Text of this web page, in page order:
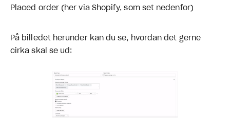
Placed order (her via Shopify, som set nedenfor)
På billedet herunder kan du se, hvordan det gerne
cirka skal se ud: